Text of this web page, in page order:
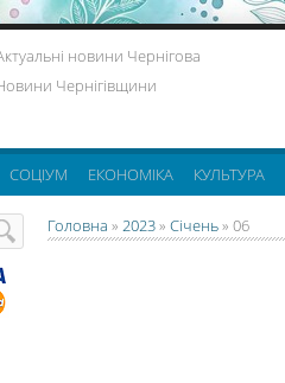
новини Чернігова
Чернігівщини
СОЦІУМ ЕКОНОМІКА КУЛЬТУРА
Головна » 2023» Січень» 06